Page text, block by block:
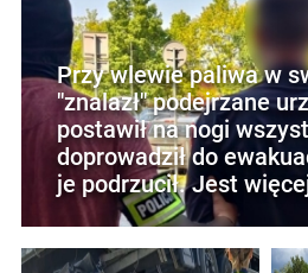
Przy wlewie paliwa w
"znalazł" podejrzane
postawił na nogi
doprowadził do
je podrzucił. Jest